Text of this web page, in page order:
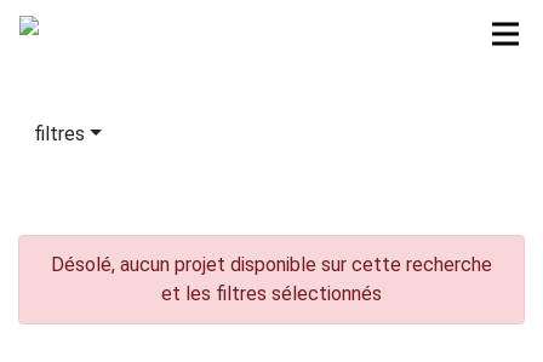
filtres
Désolé, aucun projet disponible sur cette recherche
et les filtres sélectionnés